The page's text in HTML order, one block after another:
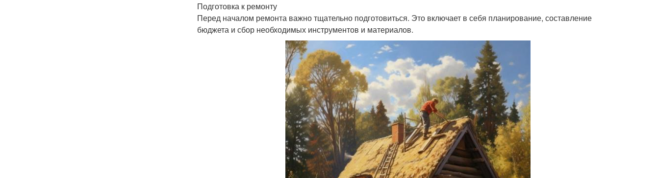
Подготовка к ремонту
Перед началом ремонта важно тщательно подготовиться. Это включает в себя планирование, составление
бюджета и сбор необходимых инструментов и материалов.